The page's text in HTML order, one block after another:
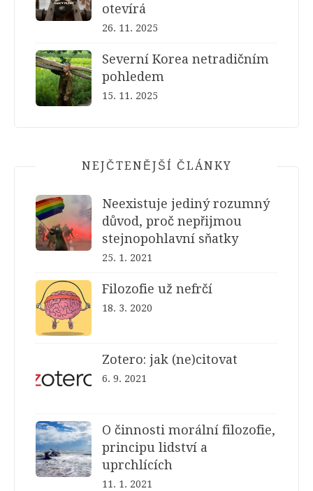
otevírá
26. 11. 2025
Severní Korea netradičním
pohledem
15. 11. 2025
NEJČTENĚJŠÍ ČLÁNKY
Neexistuje jediný rozumný
důvod, proč nepřijmou
stejnopohlavní sňatky
25. 1. 2021
Filozofie už nefrčí
18. 3. 2020
Zotero: jak (ne)citovat
6. 9. 2021
O činnosti morální filozofie,
principu lidství a
uprchlících
11. 1. 2021